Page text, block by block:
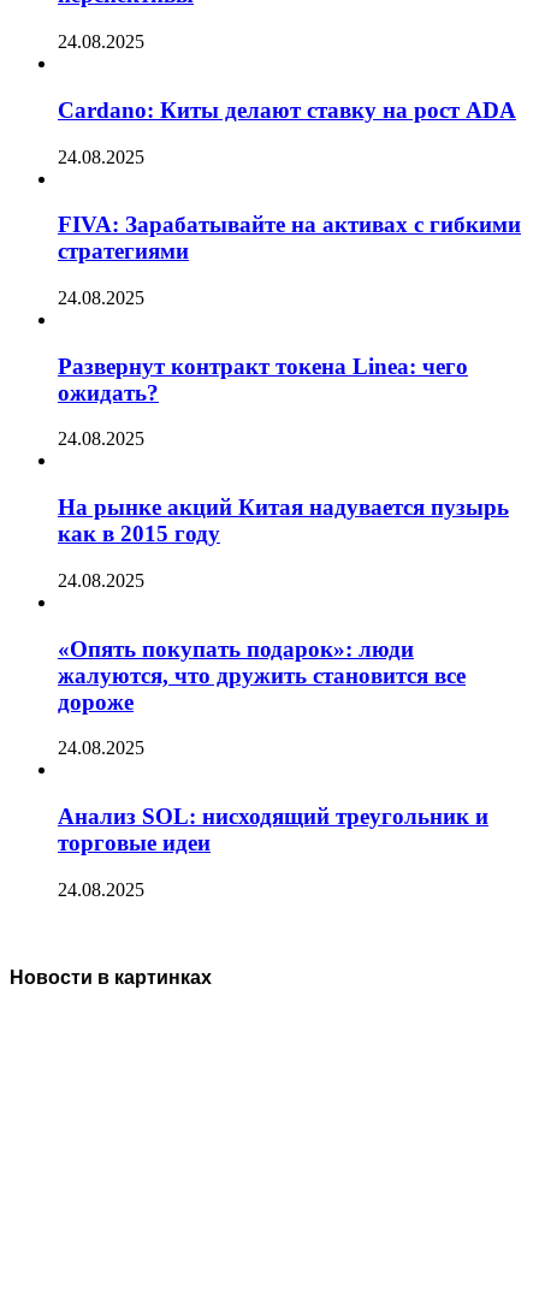
24.08.2025
Cardano: Киты делают ставку на рост ADA
24.08.2025
FIVA: Зарабатывайте на активах с гибкими
стратегиями
24.08.2025
Развернут контракт токена Linea: чего
ожидать?
24.08.2025
На рынке акций Китая надувается пузырь
как в 2015 году
24.08.2025
«Опять покупать подарок»: люди
жалуются, что дружить становится все
дороже
24.08.2025
Анализ SOL: нисходящий треугольник и
торговые идеи
24.08.2025
Новости в картинках